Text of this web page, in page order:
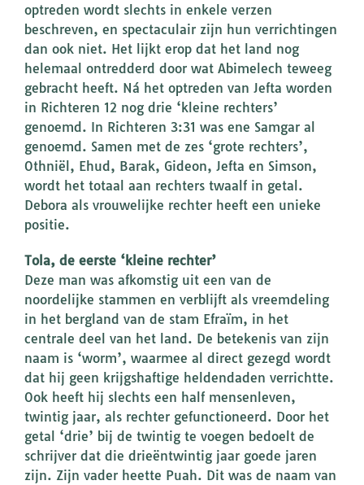
optreden wordt slechts in enkele verzen
beschreven, en spectaculair zijn hun verrichtingen
dan ook niet. Het lijkt erop dat het land nog
helemaal ontredderd door wat Abimelech teweeg
gebracht heeft. Ná het optreden van Jefta worden
in Richteren 12 nog drie ‘kleine rechters’
genoemd. In Richteren 3:31 was ene Samgar al
genoemd. Samen met de zes ‘grote rechters’,
Othniël, Ehud, Barak, Gideon, Jefta en Simson,
wordt het totaal aan rechters twaalf in getal.
Debora als vrouwelijke rechter heeft een unieke
positie.
Tola, de eerste ‘kleine rechter’
Deze man was afkomstig uit een van de
noordelijke stammen en verblijft als vreemdeling
in het bergland van de stam Efraïm, in het
centrale deel van het land. De betekenis van zijn
naam is ‘worm’, waarmee al direct gezegd wordt
dat hij geen krijgshaftige heldendaden verrichtte.
Ook heeft hij slechts een half mensenleven,
twintig jaar, als rechter gefunctioneerd. Door het
getal ‘drie’ bij de twintig te voegen bedoelt de
schrijver dat die drieëntwintig jaar goede jaren
zijn. Zijn vader heette Puah. Dit was de naam van